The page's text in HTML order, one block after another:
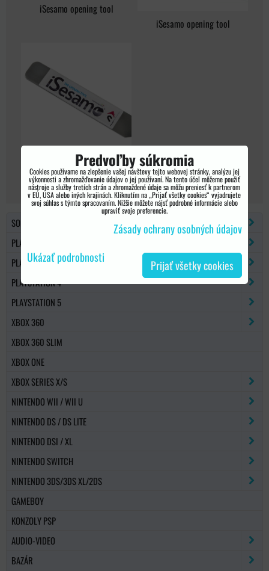
iSesamo opening tool
iSesamo opening tool
iSesamo opening tool
SONY PSP
PLAYSTATION 2
PLAYSTATION 3
PLAYSTATION 4
PLAYSTATION 5
XBOX 360
XBOX 360 SLIM
XBOX ONE
XBOX SERIES X/S
NINTENDO WII / WII U
NINTENDO DS / DS LITE
NINTENDO DSI / XL
NINTENDO SWITCH
NINTENDO 3DS/3DS XL/2DS
GAMEBOY
KONZOLY PSP
AUDIO-VIDEO
BAZÁR
Predvoľby súkromia
Cookies používame na zlepšenie vašej návštevy tejto webovej stránky, analýzu jej
výkonnosti a zhromažďovanie údajov o jej používaní. Na tento účel môžeme použiť
nástroje a služby tretích strán a zhromaždené údaje sa môžu preniesť k partnerom
v EÚ, USA alebo iných krajinách. Kliknutím na „Prijať všetky cookies“ vyjadrujete
svoj súhlas s týmto spracovaním. Nižšie môžete nájsť podrobné informácie alebo
upraviť svoje preferencie.
Zásady ochrany osobných údajov
Ukázať podrobnosti
Prijať všetky cookies